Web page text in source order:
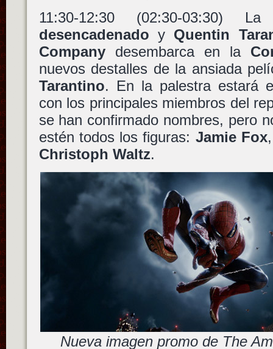
11:30-12:30 (02:30-
desencadenado y Quentin
Companydesembarca en la
nuevos destalles de la ansiada
Tarantino. En la palestra estará
con los principales miembros del
se han confirmado nombres, pero
estén todos los figuras: Jamie Fox
Christoph Waltz.
Nueva imagen promo de The